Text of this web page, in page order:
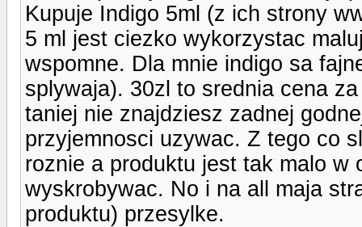
Kupuje Indigo 5ml (z ich strony
5 ml jest ciezko wykorzystac
wspomne. Dla mnie indigo sa
splywaja). 30zl to srednia cena
taniej nie znajdziesz zadnej
przyjemnosci uzywac. Z tego co
roznie a produktu jest tak malo w
wyskrobywac. No i na all maja
produktu) przesylke.